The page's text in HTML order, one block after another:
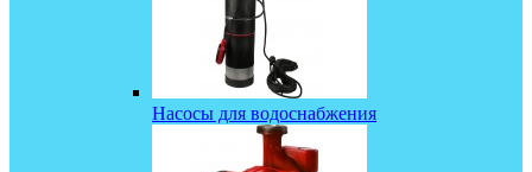
Насосы для водоснабжения